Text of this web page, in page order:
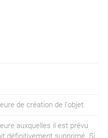
de création de l'objet.
auxquelles il est prévu
définitivement supprimé. Si